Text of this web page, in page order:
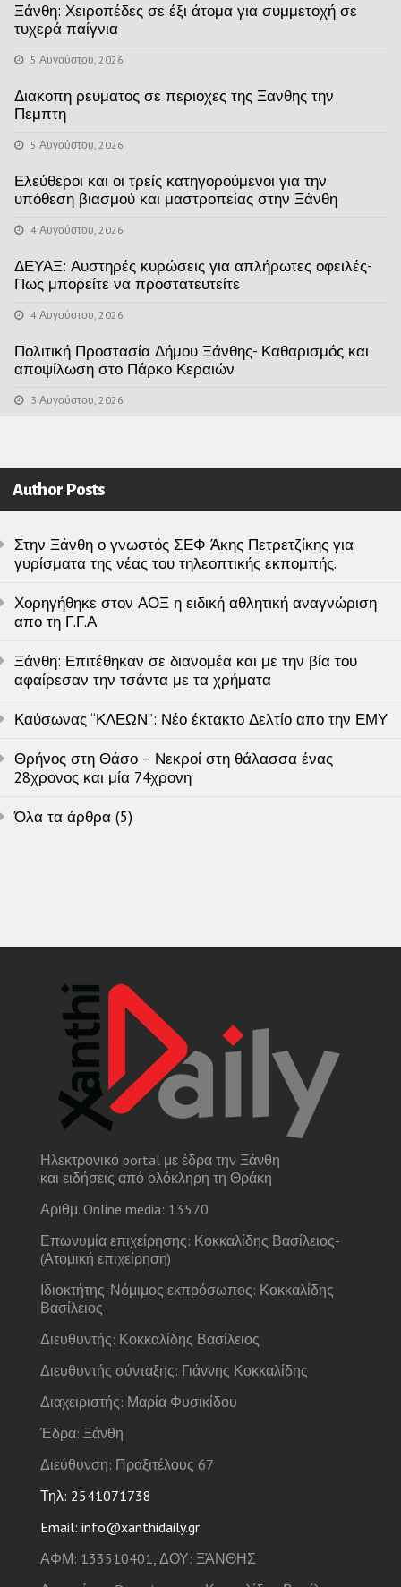
Ξάνθη: Χειροπέδες σε έξι άτομα για συμμετοχή σε
τυχερά παίγνια
5 Αυγούστου, 2026
Διακοπη ρευματος σε περιοχες της Ξανθης την
Πεμπτη
5 Αυγούστου, 2026
Ελεύθεροι και οι τρείς κατηγορούμενοι για την
υπόθεση βιασμού και μαστροπείας στην Ξάνθη
4 Αυγούστου, 2026
ΔΕΥΑΞ: Αυστηρές κυρώσεις για απλήρωτες οφειλές-
Πως μπορείτε να προστατευτείτε
4 Αυγούστου, 2026
Πολιτική Προστασία Δήμου Ξάνθης- Καθαρισμός και
αποψίλωση στο Πάρκο Κεραιών
3 Αυγούστου, 2026
Author Posts
Στην Ξάνθη ο γνωστός ΣΕΦ Άκης Πετρετζίκης για
γυρίσματα της νέας του τηλεοπτικής εκπομπής.
Χορηγήθηκε στον ΑΟΞ η ειδική αθλητική αναγνώριση
απο τη Γ.Γ.Α
Ξάνθη: Επιτέθηκαν σε διανομέα και με την βία του
αφαίρεσαν την τσάντα με τα χρήματα
Καύσωνας “ΚΛΕΩΝ”: Νέο έκτακτο Δελτίο απο την ΕΜΥ
Θρήνος στη Θάσο – Νεκροί στη θάλασσα ένας
28χρονος και μία 74χρονη
Όλα τα άρθρα (5)
Ηλεκτρονικό portal με έδρα την Ξάνθη
και ειδήσεις από ολόκληρη τη Θράκη
Αριθμ. Online media: 13570
Επωνυμία επιχείρησης: Κοκκαλίδης Βασίλειος-
(Ατομική επιχείρηση)
Ιδιοκτήτης-Νόμιμος εκπρόσωπος: Κοκκαλίδης
Βασίλειος
Διευθυντής: Κοκκαλίδης Βασίλειος
Διευθυντής σύνταξης: Γιάννης Κοκκαλίδης
Διαχειριστής: Μαρία Φυσικίδου
Έδρα: Ξάνθη
Διεύθυνση: Πραξιτέλους 67
Τηλ: 2541071738
Email: info@xanthidaily.gr
ΑΦΜ: 133510401, ΔΟΥ: ΞΆΝΘΗΣ